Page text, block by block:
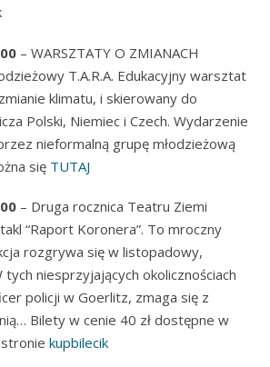
– WARSZTATY O ZMIANACH
T.A.R.A. Edukacyjny warsztat
klimatu, i skierowany do
Polski, Niemiec i Czech. Wydarzenie
nieformalną grupę młodzieżową
się TUTAJ
– Druga rocznica Teatru Ziemi
“Raport Koronera”. To mroczny
rozgrywa się w listopadowy,
niesprzyjających okolicznościach
policji w Goerlitz, zmaga się z
Bilety w cenie 40 zł dostępne w
kupbilecik